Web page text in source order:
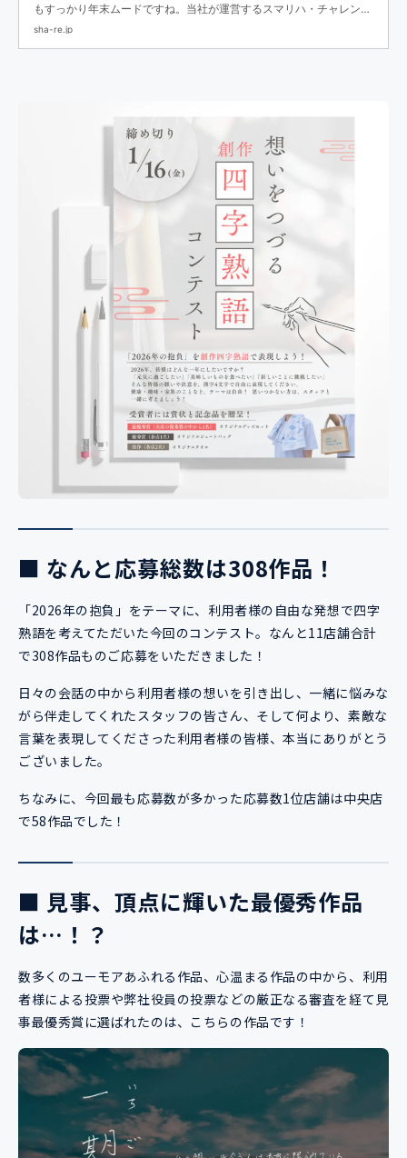
もすっかり年末ムードですね。当社が運営するスマリハ・チャレンジ
ドジムでは、新しい年をワクワクした気持ちで迎えていただこうと、
sha-re.jp
■ なんと応募総数は308作品！
「2026年の抱負」をテーマに、利用者様の自由な発想で四字
熟語を考えてただいた今回のコンテスト。なんと11店舗合計
で308作品ものご応募をいただきました！
日々の会話の中から利用者様の想いを引き出し、一緒に悩みな
がら伴走してくれたスタッフの皆さん、そして何より、素敵な
言葉を表現してくださった利用者様の皆様、本当にありがとう
ございました。
ちなみに、今回最も応募数が多かった応募数1位店舗は中央店
で58作品でした！
■ 見事、頂点に輝いた最優秀作品
は…！？
数多くのユーモアあふれる作品、心温まる作品の中から、利用
者様による投票や弊社役員の投票などの厳正なる審査を経て見
事最優秀賞に選ばれたのは、こちらの作品です！